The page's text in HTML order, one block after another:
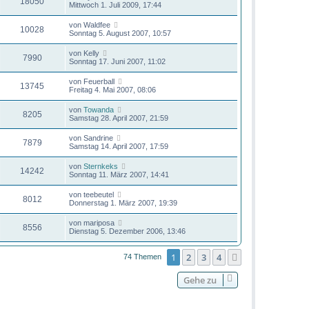
Mittwoch 1. Juli 2009, 17:44
10028 von Waldfee
Sonntag 5. August 2007, 10:57
7990 von Kelly
Sonntag 17. Juni 2007, 11:02
13745 von Feuerball
Freitag 4. Mai 2007, 08:06
8205 von Towanda
Samstag 28. April 2007, 21:59
7879 von Sandrine
Samstag 14. April 2007, 17:59
14242 von Sternkeks
Sonntag 11. März 2007, 14:41
8012 von teebeutel
Donnerstag 1. März 2007, 19:39
8556 von mariposa
Dienstag 5. Dezember 2006, 13:46
74 Themen 1 2 3 4
Gehe zu